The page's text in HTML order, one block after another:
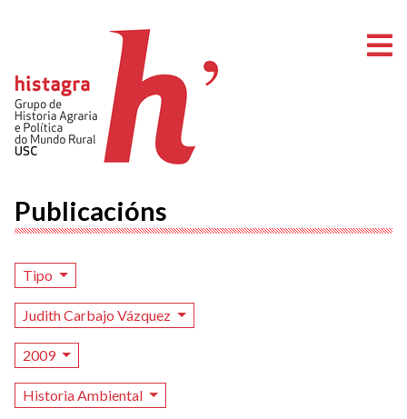
Publicacións
Tipo
Judith Carbajo Vázquez
2009
Historia Ambiental